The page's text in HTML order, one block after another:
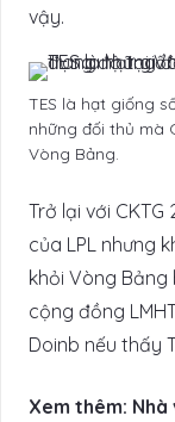
vậy.
TES là hạt giống
những đối thủ mà
Vòng Bảng.
Trở lại với
của LPL nhưng
khỏi Vòng
cộng đồng
Doinb nếu thấy
Xem thêm: Nhà